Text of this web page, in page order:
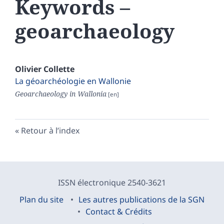
Keywords –
geoarchaeology
Olivier Collette
La géoarchéologie en Wallonie
Geoarchaeology in Wallonia
Retour à l’index
ISSN électronique 2540-3621
Plan du site
Les autres publications de la SGN
Contact & Crédits